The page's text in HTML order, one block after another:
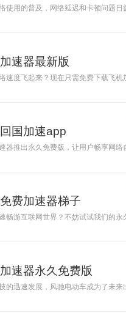
使用的普及，网络延迟和卡顿问题
速器最新版
速度飞起来？现在只需免费下载飞
国加速app
器推出永久免费版，让用户畅享网
费加速器梯子
畅游互联网世界？不妨试试我们的
速器永久免费版
的迅速发展，风驰电动车成为了未